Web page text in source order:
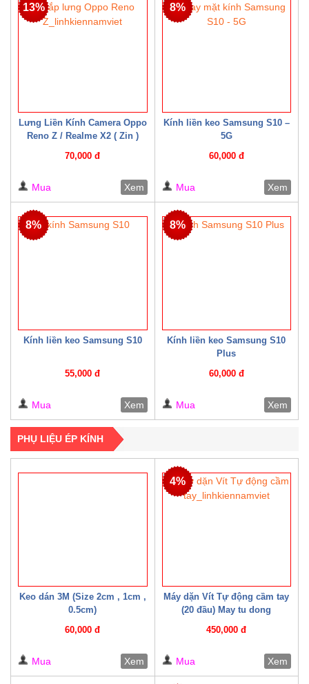
Lưng Liền Kính Camera Oppo
Reno Z / Realme X2 ( Zin )
70,000 đ
13%
Mua Xem
Kính liền keo Samsung S10 –
5G
60,000 đ
8%
Mua Xem
Kính liền keo Samsung S10
55,000 đ
8%
Mua Xem
Kính liền keo Samsung S10
Plus
60,000 đ
8%
Mua Xem
PHỤ LIỆU ÉP KÍNH
Keo dán 3M (Size 2cm , 1cm ,
0.5cm)
60,000 đ
Mua Xem
Máy dặn Vít Tự động cầm tay
(20 đầu) May tu dong
450,000 đ
4%
Mua Xem